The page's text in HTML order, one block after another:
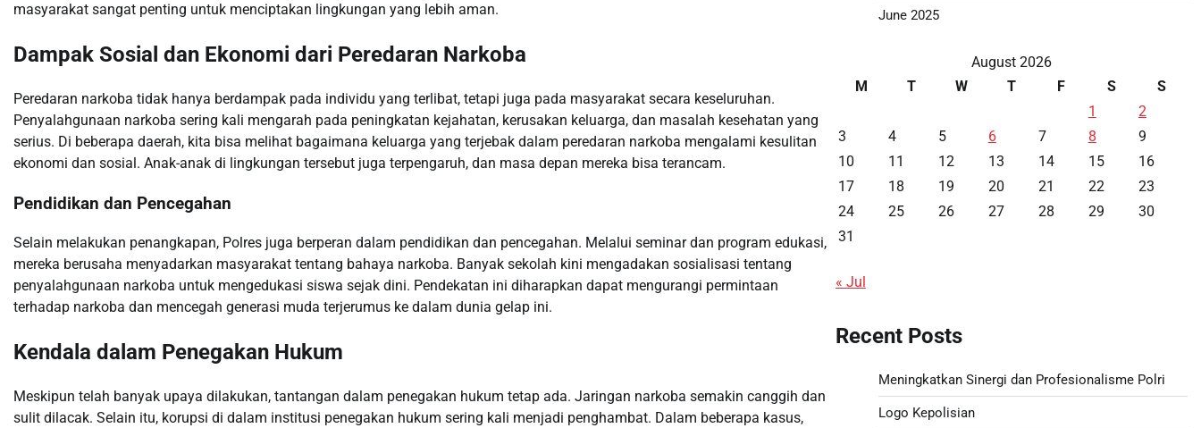
masyarakat sangat penting untuk menciptakan lingkungan yang lebih aman.
Dampak Sosial dan Ekonomi dari Peredaran Narkoba
Peredaran narkoba tidak hanya berdampak pada individu yang terlibat, tetapi juga pada masyarakat secara keseluruhan.
Penyalahgunaan narkoba sering kali mengarah pada peningkatan kejahatan, kerusakan keluarga, dan masalah kesehatan yang
serius. Di beberapa daerah, kita bisa melihat bagaimana keluarga yang terjebak dalam peredaran narkoba mengalami kesulitan
ekonomi dan sosial. Anak-anak di lingkungan tersebut juga terpengaruh, dan masa depan mereka bisa terancam.
Pendidikan dan Pencegahan
Selain melakukan penangkapan, Polres juga berperan dalam pendidikan dan pencegahan. Melalui seminar dan program edukasi,
mereka berusaha menyadarkan masyarakat tentang bahaya narkoba. Banyak sekolah kini mengadakan sosialisasi tentang
penyalahgunaan narkoba untuk mengedukasi siswa sejak dini. Pendekatan ini diharapkan dapat mengurangi permintaan
terhadap narkoba dan mencegah generasi muda terjerumus ke dalam dunia gelap ini.
Kendala dalam Penegakan Hukum
Meskipun telah banyak upaya dilakukan, tantangan dalam penegakan hukum tetap ada. Jaringan narkoba semakin canggih dan
sulit dilacak. Selain itu, korupsi di dalam institusi penegakan hukum sering kali menjadi penghambat. Dalam beberapa kasus,
June 2025
August 2026
M
T W T F S
S
1
2
3
4 5 6 7 8
9
10
11 12 13 14 15
16
17
18 19 20 21 22
23
24
25 26 27 28 29
30
31
« Jul
Recent Posts
Meningkatkan Sinergi dan Profesionalisme Polri
Logo Kepolisian